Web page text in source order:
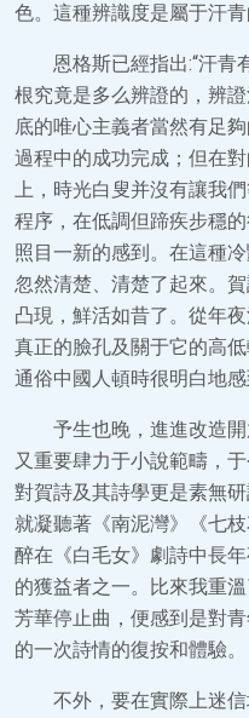
色。這種辨識度是屬于汗青
恩格斯已經指出:“汗青
根究竟是多么辨證的，辨
底的唯心主義者當然有足
過程中的成功完成；但在
上，時光白叟并沒有讓我
程序，在低調但蹄疾步穩
照目一新的感到。在這種
忽然清楚、清楚了起來。
凸現，鮮活如昔了。從年
真正的臉孔及關于它的高
通俗中國人頓時很明白地感
予生也晚，進進改造
又重要肆力于小說範疇，
對賀詩及其詩學更是素無
就凝聽著《南泥灣》《七
醉在《白毛女》劇詩中長
的獲益者之一。比來我重
芳華停止曲，便感到是對
的一次詩情的復按和體驗。
不外，要在實際上迷